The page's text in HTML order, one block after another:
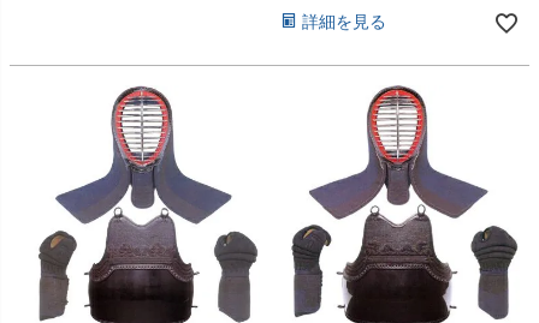
詳細を見る